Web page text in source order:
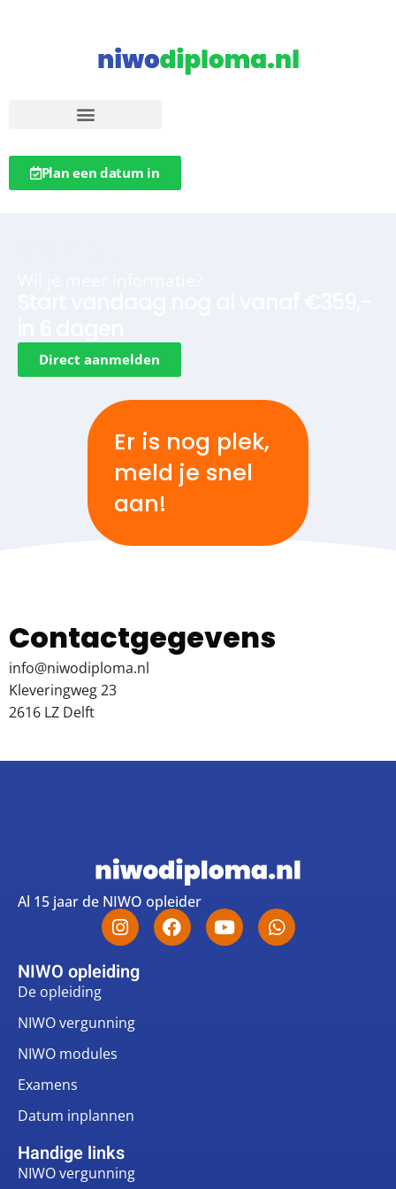
Plan een datum in
Direct aanmelden
Er is nog plek,
meld je snel
aan!
Contactgegevens
info@niwodiploma.nl
Kleveringweg 23
2616 LZ Delft
Al 15 jaar de NIWO opleider
NIWO opleiding
De opleiding
NIWO vergunning
NIWO modules
Examens
Datum inplannen
Handige links
NIWO vergunning